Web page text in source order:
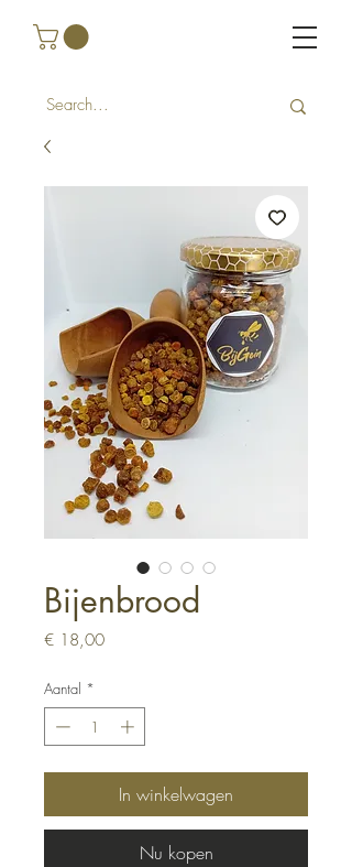
Bijenbrood
€ 18,00Prijs
Aantal *
In winkelwagen
Nu kopen